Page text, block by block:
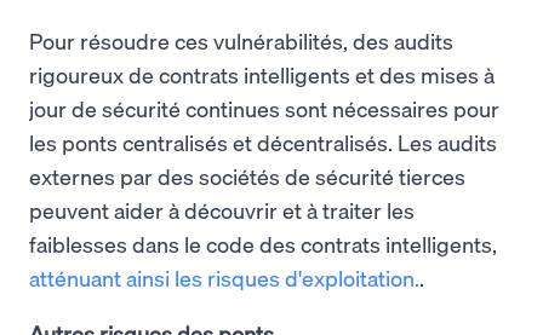
Pour résoudre ces vulnérabilités, des audits
rigoureux de contrats intelligents et des mises à
jour de sécurité continues sont nécessaires pour
les ponts centralisés et décentralisés. Les audits
externes par des sociétés de sécurité tierces
peuvent aider à découvrir et à traiter les
faiblesses dans le code des contrats intelligents,
atténuant ainsi les risques d'exploitation..